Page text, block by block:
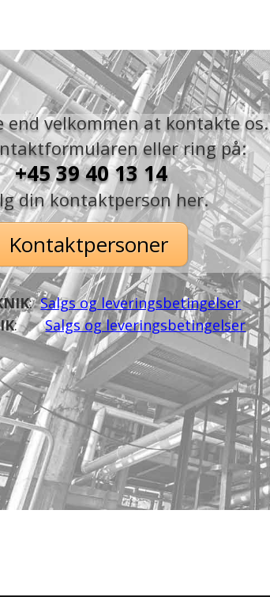
end velkommen at kontakte os.
eller ring på:
+45 39 40 13 14
din kontaktperson her.
Kontaktpersoner
:Salgs og leveringsbetingelser
:Salgs og leveringsbetingelser